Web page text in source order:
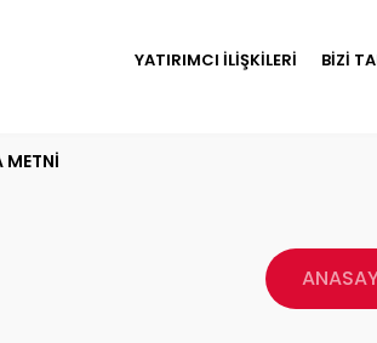
YATIRIMCI İLİŞKİLERİ BİZİ
METNİ